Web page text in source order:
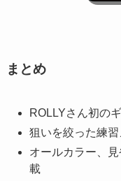
まとめ
ROLLYさん初の
狙いを絞った練
オールカラー、
載